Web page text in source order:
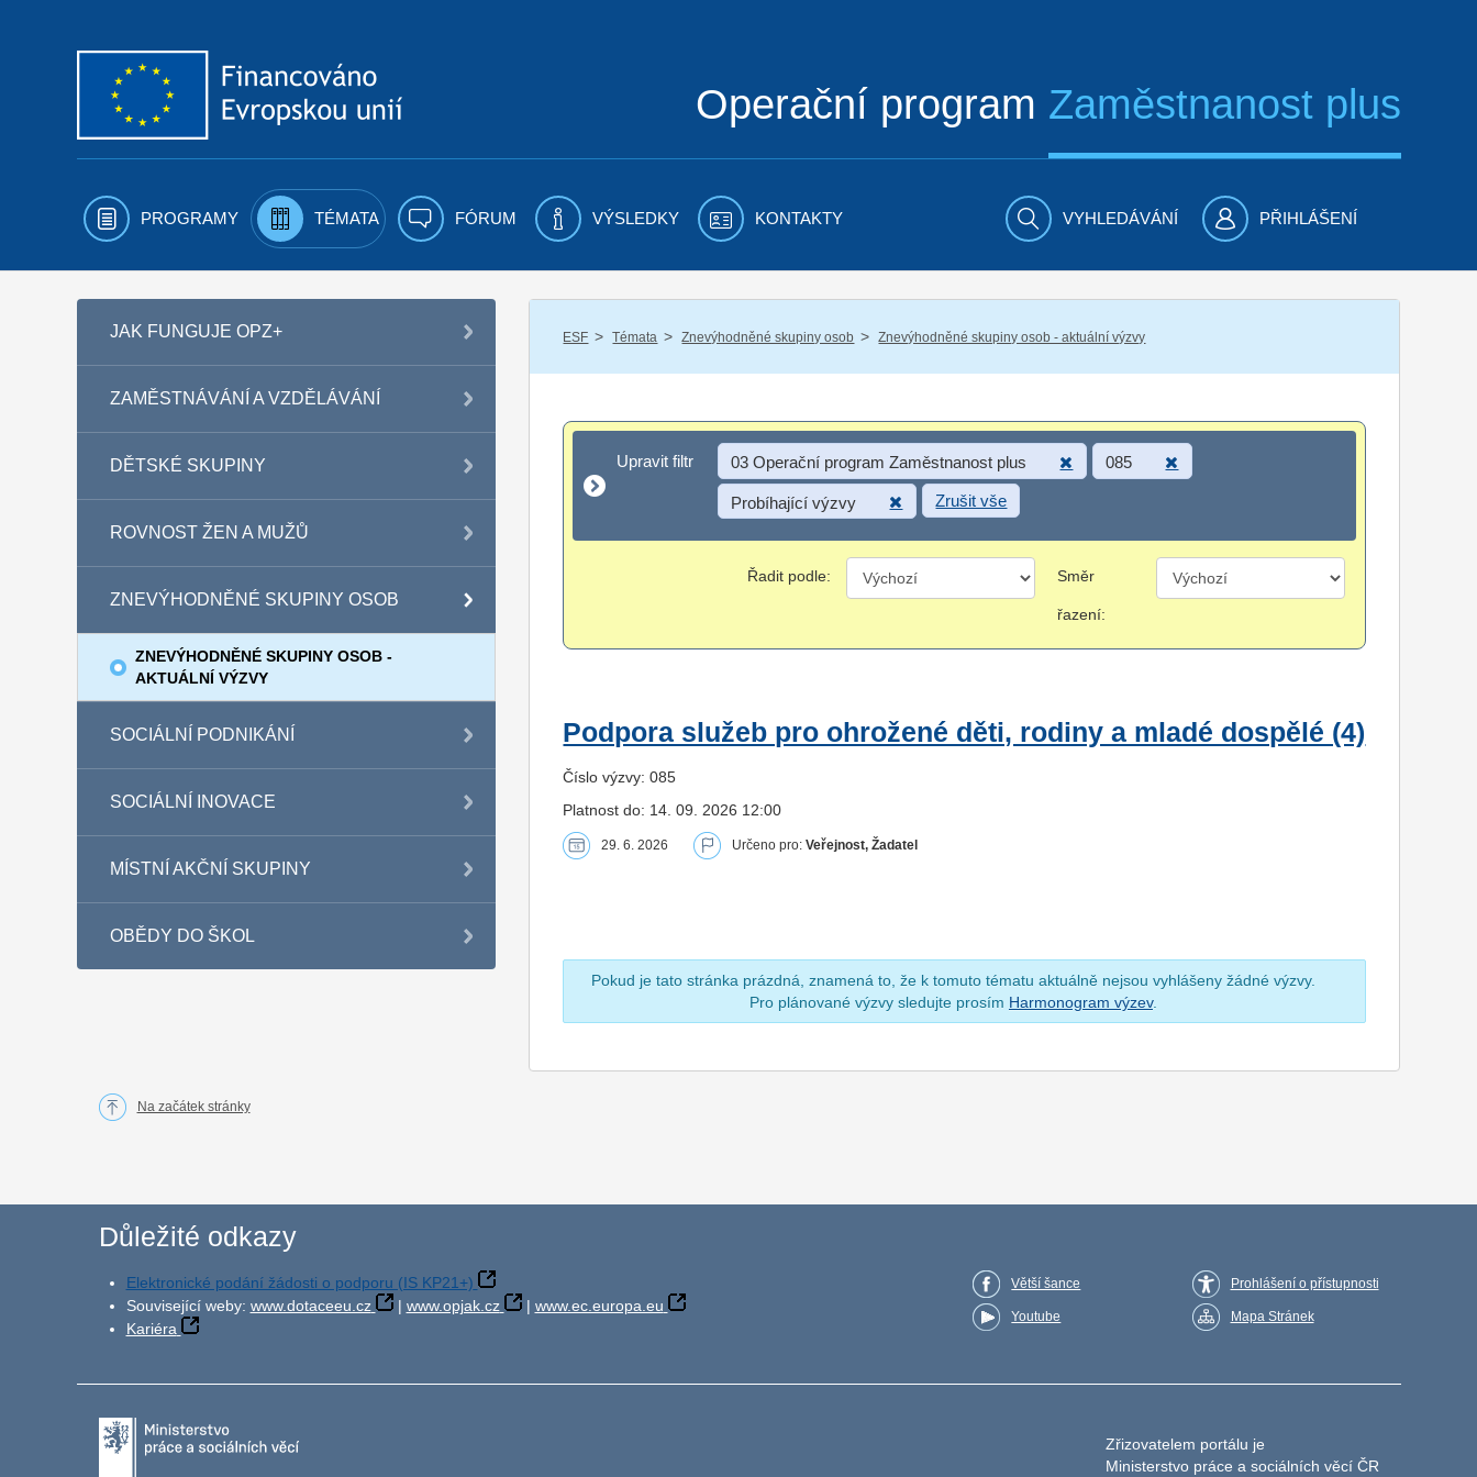
Operační program Zaměstnanost plus
PROGRAMY TÉMATA FÓRUM VÝSLEDKY KONTAKTY VYHLEDÁVÁNÍ PŘIHLÁŠENÍ
JAK FUNGUJE OPZ+
ZAMĚSTNÁVÁNÍ A VZDĚLÁVÁNÍ
DĚTSKÉ SKUPINY
ROVNOST ŽEN A MUŽŮ
ZNEVÝHODNĚNÉ SKUPINY OSOB
ZNEVÝHODNĚNÉ SKUPINY OSOB -
AKTUÁLNÍ VÝZVY
SOCIÁLNÍ PODNIKÁNÍ
SOCIÁLNÍ INOVACE
MÍSTNÍ AKČNÍ SKUPINY
OBĚDY DO ŠKOL
ESF / Témata / Znevýhodněné skupiny osob / Znevýhodněné skupiny osob - aktuální výzvy
Upravit filtr
Upravit filtr 03 Operační program Zaměstnanost plus 085
Probíhající výzvy Zrušit vše
Řadit podle: Směr
řazení:
Podpora služeb pro ohrožené děti, rodiny a mladé dospělé (4)
Číslo výzvy: 085
Platnost do: 14. 09. 2026 12:00
29. 6. 2026 Určeno pro:Veřejnost, Žadatel
Pokud je tato stránka prázdná, znamená to, že k tomuto tématu aktuálně nejsou vyhlášeny žádné výzvy.
Pro plánované výzvy sledujte prosím Harmonogram výzev.
Na začátek stránky
Důležité odkazy
Elektronické podání žádosti o podporu (IS KP21+)
Související weby: www.dotaceeu.cz | www.opjak.cz | www.ec.europa.eu
Kariéra
Větší šance
Youtube
Prohlášení o přístupnosti
Mapa Stránek
Zřizovatelem portálu je
Ministerstvo práce a sociálních věcí ČR